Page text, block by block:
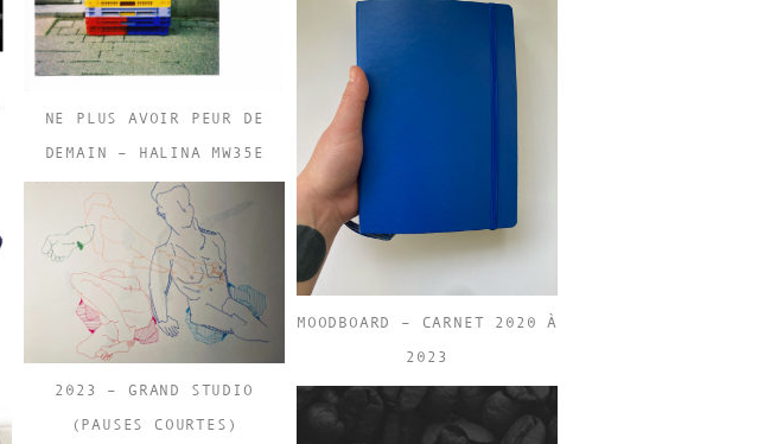
NE PLUS AVOIR PEUR DE
DEMAIN – HALINA MW35E
MOODBOARD – CARNET 2020 À
2023
2023 – GRAND STUDIO
(PAUSES COURTES)